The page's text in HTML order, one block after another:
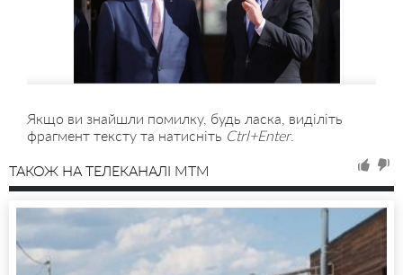
Якщо ви знайшли помилку, будь ласка, виділіть
фрагмент тексту та натисніть Ctrl+Enter.
ТАКОЖ НА ТЕЛЕКАНАЛІ MTM